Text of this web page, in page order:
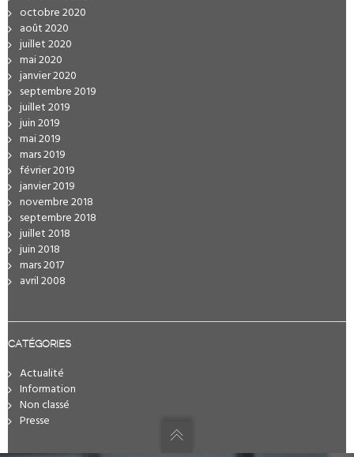
octobre 2020
août 2020
juillet 2020
mai 2020
janvier 2020
septembre 2019
juillet 2019
juin 2019
mai 2019
mars 2019
février 2019
janvier 2019
novembre 2018
septembre 2018
juillet 2018
juin 2018
mars 2017
avril 2008
CATÉGORIES
Actualité
Information
Non classé
Presse